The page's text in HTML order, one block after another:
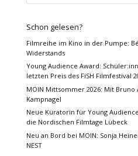
Schon gelesen?
Filmreihe im Kino in der Pumpe:
Widerstands
Young Audience Award:
letzten Preis des FiSH Filmfestival
MOIN Mittsommer 2026: Mit
Kampnagel
Neue Kuratorin für Young
die Nordischen Filmtage Lübeck
Neu an Bord bei MOIN: Sonja
NEST